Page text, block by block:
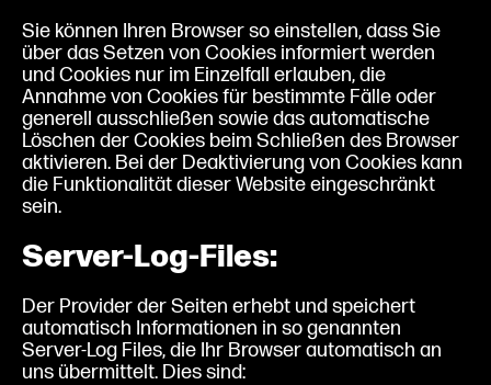
Sie können Ihren Browser so einstellen, dass Sie
über das Setzen von Cookies informiert werden
und Cookies nur im Einzelfall erlauben, die
Annahme von Cookies für bestimmte Fälle oder
generell ausschließen sowie das automatische
Löschen der Cookies beim Schließen des Browser
aktivieren. Bei der Deaktivierung von Cookies kann
die Funktionalität dieser Website eingeschränkt
sein.
Server-Log-Files:
Der Provider der Seiten erhebt und speichert
automatisch Informationen in so genannten
Server-Log Files, die Ihr Browser automatisch an
uns übermittelt. Dies sind: